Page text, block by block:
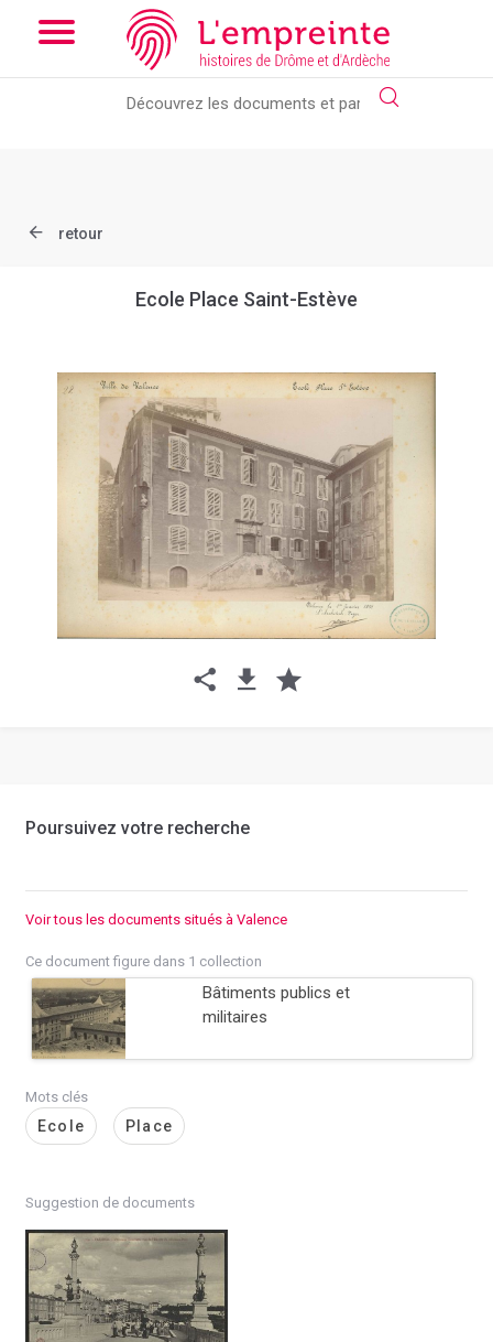
Array ( [slug] => document [ref] => MAVI28 )
slick-theme.css if you want the default styling
retour
Ecole Place Saint-Estève
Poursuivez votre recherche
Voir tous les documents situés à Valence
Ce document figure dans 1 collection
Bâtiments publics et
militaires
Mots clés
Ecole Place
Suggestion de documents